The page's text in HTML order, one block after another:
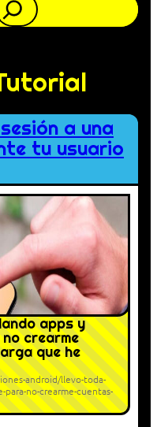
a una
tu usuario
apps y
crearme
que he
android/llevo-toda-
para-no-crearme-cuentas-